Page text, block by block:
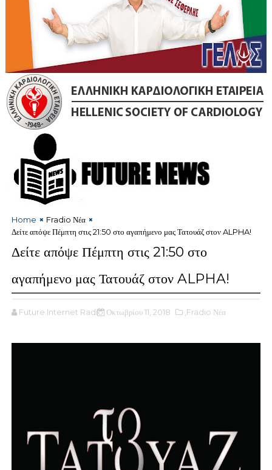
Home
Fradio Νέα
Δείτε απόψε Πέμπτη στις 21:50 στο αγαπήμενο μας Τατουάζ στον ALPHA!
Δείτε απόψε Πέμπτη στις 21:50 στο
αγαπήμενο μας Τατουάζ στον ALPHA!
Future Internet Radio Οκτωβρίου 11, 2018 ,Fradio Νέα